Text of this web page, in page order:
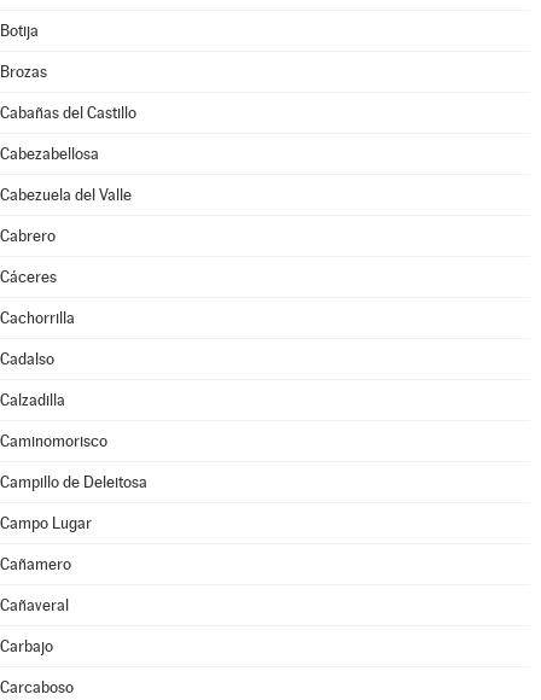
Botija
Brozas
Cabañas del Castillo
Cabezabellosa
Cabezuela del Valle
Cabrero
Cáceres
Cachorrilla
Cadalso
Calzadilla
Caminomorisco
Campillo de Deleitosa
Campo Lugar
Cañamero
Cañaveral
Carbajo
Carcaboso